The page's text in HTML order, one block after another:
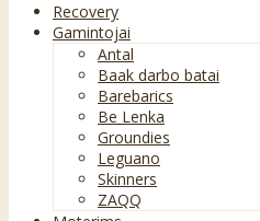
Recovery
Gamintojai
Antal
Baak darbo batai
Barebarics
Be Lenka
Groundies
Leguano
Skinners
ZAQQ